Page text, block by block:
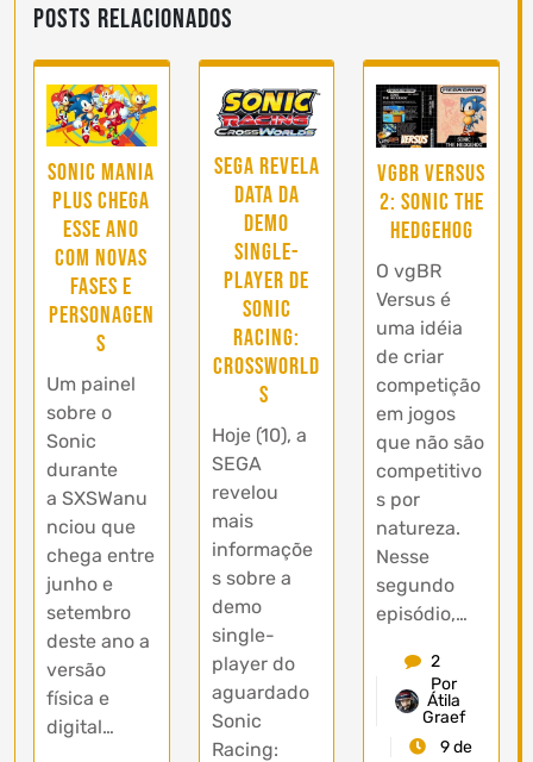
Posts Relacionados
Sonic Mania
Plus chega
esse ano
com novas
fases e
personagen
s
Um painel
sobre o
Sonic
durante
a SXSWanu
nciou que
chega entre
junho e
setembro
deste ano a
versão
física e
digital…
SEGA revela
data da
demo
single-
player de
Sonic
Racing:
CrossWorld
s
Hoje (10), a
SEGA
revelou
mais
informaçõe
s sobre a
demo
single-
player do
aguardado
Sonic
Racing:
vgBR Versus
2: Sonic The
Hedgehog
O vgBR
Versus é
uma idéia
de criar
competição
em jogos
que não são
competitivo
s por
natureza.
Nesse
segundo
episódio,…
2
Por
Átila
Graef
9 de